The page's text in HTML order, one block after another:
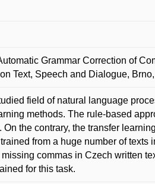
Grammar Correction of
Text, Speech and Dialogue,
field of natural language
methods. The rule-based
the contrary, the transfer
from a huge number of texts
commas in Czech written
for this task.